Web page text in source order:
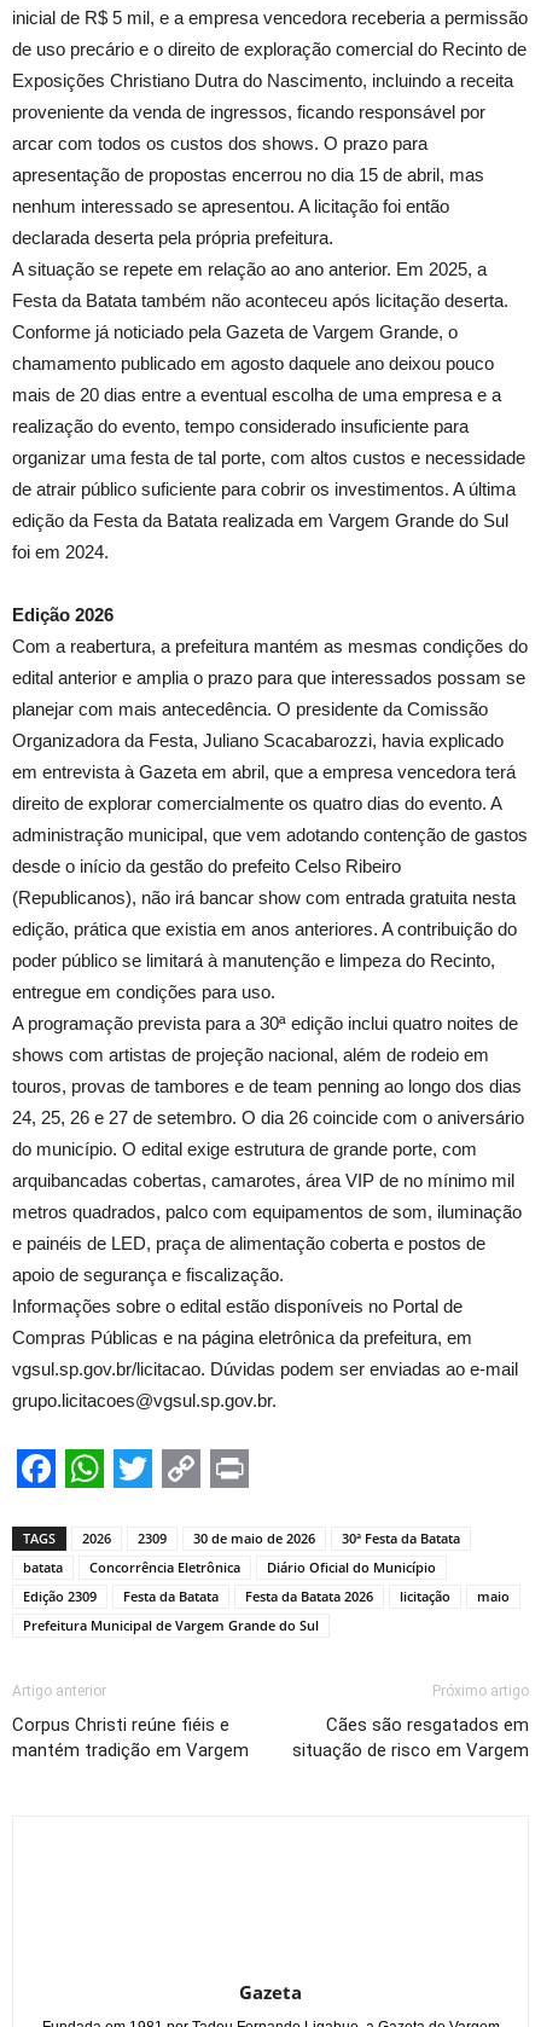
inicial de R$ 5 mil, e a empresa vencedora receberia a permissão
de uso precário e o direito de exploração comercial do Recinto de
Exposições Christiano Dutra do Nascimento, incluindo a receita
proveniente da venda de ingressos, ficando responsável por
arcar com todos os custos dos shows. O prazo para
apresentação de propostas encerrou no dia 15 de abril, mas
nenhum interessado se apresentou. A licitação foi então
declarada deserta pela própria prefeitura.
A situação se repete em relação ao ano anterior. Em 2025, a
Festa da Batata também não aconteceu após licitação deserta.
Conforme já noticiado pela Gazeta de Vargem Grande, o
chamamento publicado em agosto daquele ano deixou pouco
mais de 20 dias entre a eventual escolha de uma empresa e a
realização do evento, tempo considerado insuficiente para
organizar uma festa de tal porte, com altos custos e necessidade
de atrair público suficiente para cobrir os investimentos. A última
edição da Festa da Batata realizada em Vargem Grande do Sul
foi em 2024.
Edição 2026
Com a reabertura, a prefeitura mantém as mesmas condições do
edital anterior e amplia o prazo para que interessados possam se
planejar com mais antecedência. O presidente da Comissão
Organizadora da Festa, Juliano Scacabarozzi, havia explicado
em entrevista à Gazeta em abril, que a empresa vencedora terá
direito de explorar comercialmente os quatro dias do evento. A
administração municipal, que vem adotando contenção de gastos
desde o início da gestão do prefeito Celso Ribeiro
(Republicanos), não irá bancar show com entrada gratuita nesta
edição, prática que existia em anos anteriores. A contribuição do
poder público se limitará à manutenção e limpeza do Recinto,
entregue em condições para uso.
A programação prevista para a 30ª edição inclui quatro noites de
shows com artistas de projeção nacional, além de rodeio em
touros, provas de tambores e de team penning ao longo dos dias
24, 25, 26 e 27 de setembro. O dia 26 coincide com o aniversário
do município. O edital exige estrutura de grande porte, com
arquibancadas cobertas, camarotes, área VIP de no mínimo mil
metros quadrados, palco com equipamentos de som, iluminação
e painéis de LED, praça de alimentação coberta e postos de
apoio de segurança e fiscalização.
Informações sobre o edital estão disponíveis no Portal de
Compras Públicas e na página eletrônica da prefeitura, em
vgsul.sp.gov.br/licitacao. Dúvidas podem ser enviadas ao e-mail
grupo.licitacoes@vgsul.sp.gov.br.
Link
TAGS 2026 2309 30 de maio de 2026
30ª Festa da Batata
batata
Concorrência Eletrônica
Diário Oficial do Município
Edição 2309
Festa da Batata Festa da Batata 2026 licitação
maio
Prefeitura Municipal de Vargem Grande do Sul
Artigo anterior
Corpus Christi reúne fiéis e
mantém tradição em Vargem
Próximo artigo
Cães são resgatados em
situação de risco em Vargem
Gazeta